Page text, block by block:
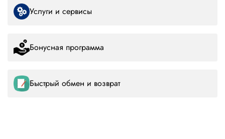
Услуги и сервисы
Бонусная программа
Быстрый обмен и возврат